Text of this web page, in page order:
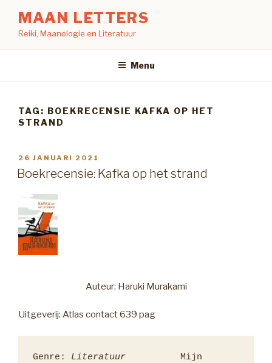
inhoud
springen
MAAN LETTERS
Reiki, Maanologie en Literatuur
Menu
TAG: BOEKRECENSIE KAFKA OP HET
STRAND
GEPLAATST
OP
26 JANUARI 2021
Boekrecensie: Kafka op het strand
Auteur: Haruki Murakami
Uitgeverij: Atlas contact 639 pag
Genre: Literatuur
          Mijn